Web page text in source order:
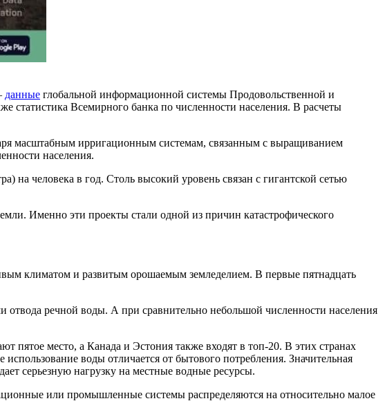
данные глобальной информационной системы Продовольственной и
статистика Всемирного банка по численности населения. В расчеты
масштабным ирригационным системам, связанным с выращиванием
населения.
на человека в год. Столь высокий уровень связан с гигантской сетью
Именно эти проекты стали одной из причин катастрофического
климатом и развитым орошаемым земледелием. В первые пятнадцать
отвода речной воды. А при сравнительно небольшой численности населения
пятое место, а Канада и Эстония также входят в топ-20. В этих странах
воды отличается от бытового потребления. Значительная
серьезную нагрузку на местные водные ресурсы.
или промышленные системы распределяются на относительно малое